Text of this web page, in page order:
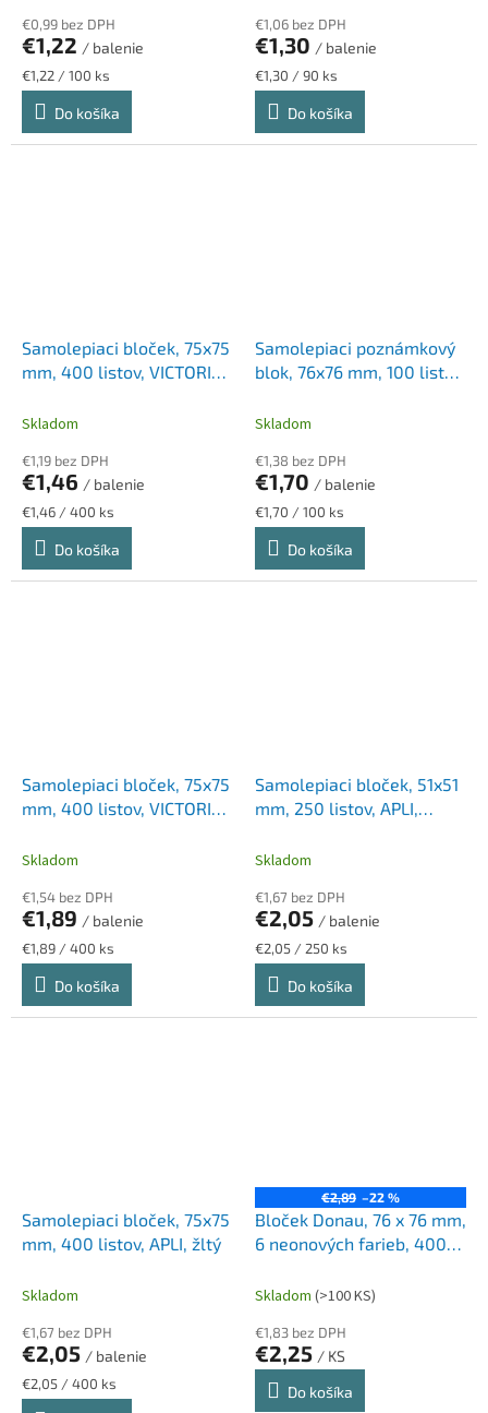
€0,99 bez DPH
€1,22 / balenie
Jednotková
cena:
€1,22 / 100 ks
Do košíka
€1,06 bez DPH
€1,30 / balenie
Jednotková
cena:
€1,30 / 90 ks
Do košíka
Samolepiaci bloček, 75x75
mm, 400 listov, VICTORIA
Skladom
€1,19 bez DPH
€1,46 / balenie
Jednotková
cena:
€1,46 / 400 ks
Do košíka
Samolepiaci poznámkový
blok, 76x76 mm, 100 listov,
neónové farby
Skladom
€1,38 bez DPH
€1,70 / balenie
Jednotková
cena:
€1,70 / 100 ks
Do košíka
Samolepiaci bloček, 75x75
mm, 400 listov, VICTORIA
Skladom
€1,54 bez DPH
€1,89 / balenie
Jednotková
cena:
€1,89 / 400 ks
Do košíka
Samolepiaci bloček, 51x51
mm, 250 listov, APLI,
Skladom
€1,67 bez DPH
€2,05 / balenie
Jednotková
cena:
€2,05 / 250 ks
Do košíka
Samolepiaci bloček, 75x75
mm, 400 listov, APLI, žltý
Skladom
€1,67 bez DPH
€2,05 / balenie
Jednotková
cena:
€2,05 / 400 ks
€2,89 –22 %
Bloček Donau, 76 x 76 mm,
6 neonových farieb, 400
Skladom (>100 KS)
€1,83 bez DPH
€2,25 / KS
Do košíka